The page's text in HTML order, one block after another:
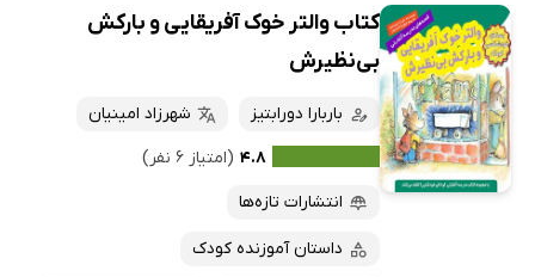
کتاب والتر خوک آفریقایی و بارکش
بی‌نظیرش
باربارا دورابتیز
شهرزاد امینیان
۴.۸ (امتیاز ۶ نفر)
انتشارات تازه‌ها
داستان آموزنده کودک